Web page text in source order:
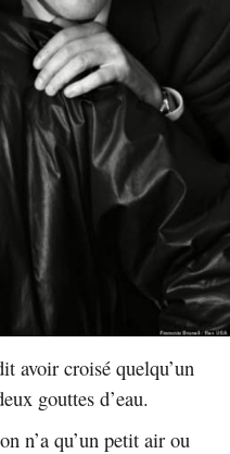
avoir croisé quelqu’un
gouttes d’eau.
n’a qu’un petit air ou